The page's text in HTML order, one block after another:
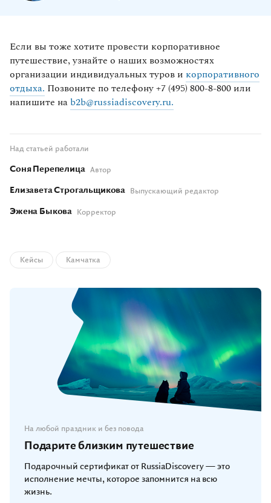
Если вы тоже хотите провести корпоративное
путешествие, узнайте о наших возможностях
организации индивидуальных туров и корпоративного
отдыха. Позвоните по телефону +7 (495) 800-8-800 или
напишите на b2b@russiadiscovery.ru.
Над статьей работали
Соня Перепелица Автор
Елизавета Строгальщикова Выпускающий редактор
Эжена Быкова Корректор
Кейсы Камчатка
На любой праздник и без повода
Подарите близким путешествие
Подарочный сертификат от RussiaDiscovery — это
исполнение мечты, которое запомнится на всю
жизнь.